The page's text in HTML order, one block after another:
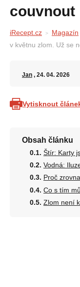
couvnout
iRecept.cz Magazín
v květnu zlom. Už se
Jan , 24. 04. 2026
Vytisknout
Obsah článku
Štír: Karty
Vodná:
Proč
Co s tím
Zlom není